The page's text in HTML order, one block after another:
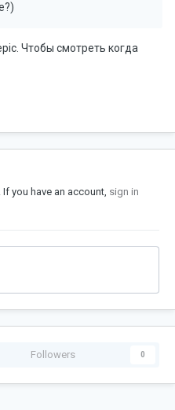
Чтобы смотреть когда
you have an account, sign in
Followers 0